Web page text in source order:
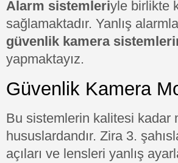
Alarm sistemleriyle birlikte
sağlamaktadır. Yanlış
güvenlik kamera
yapmaktayız.
Güvenlik Kamera
Bu sistemlerin kalitesi kadar
hususlardandır. Zira 3.
açıları ve lensleri yanlış